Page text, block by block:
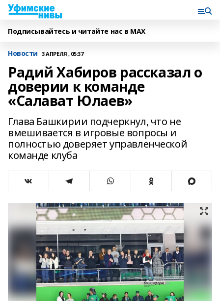
Подписывайтесь и читайте нас в MAX
Новости 3 АПРЕЛЯ , 05:37
Радий Хабиров рассказал о
доверии к команде
«Салават Юлаев»
Глава Башкирии подчеркнул, что не
вмешивается в игровые вопросы и
полностью доверяет управленческой
команде клуба